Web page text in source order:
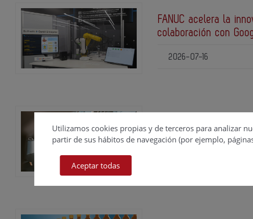
FANUC acelera la
colaboración con
2026-07-16
FAM Stumabo
provocados por
Utilizamos cookies propias y de terceros para analizar
partir de sus hábitos de navegación (por ejemplo,
Aceptar todas